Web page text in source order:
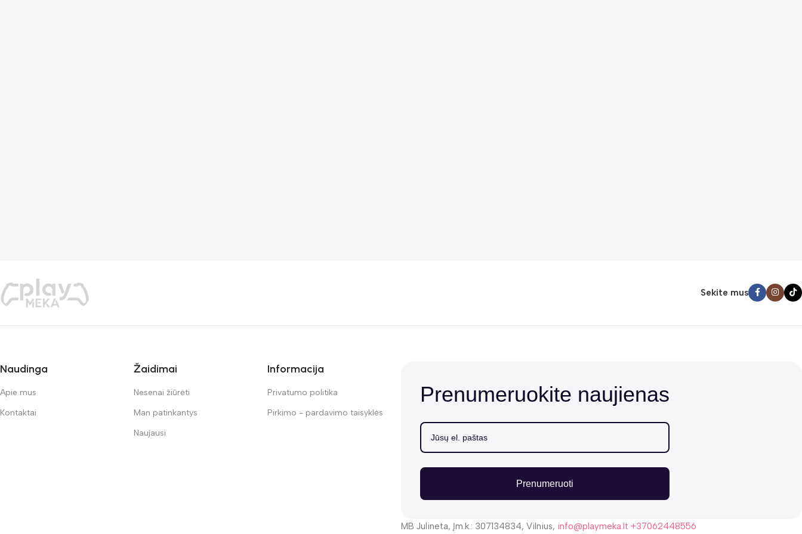
Sekite mus
Naudinga
Apie mus
Kontaktai
Žaidimai
Nesenai žiūrėti
Man patinkantys
Naujausi
Informacija
Privatumo politika
Pirkimo - pardavimo taisyklės
Prenumeruokite naujienas
Prenumeruoti
MB Julineta, Įm.k.: 307134834, Vilnius, info@playmeka.lt +37062448556